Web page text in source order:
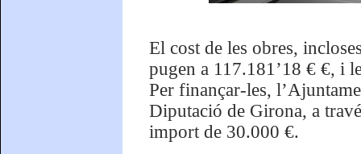
El cost de les obres,
pugen a 117.181’18 € €, i
Per finançar-les,
Diputació de Girona, a
import de 30.000 €.